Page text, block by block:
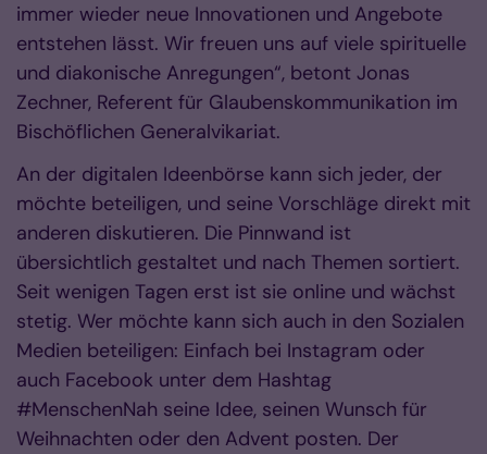
immer wieder neue Innovationen und Angebote
entstehen lässt. Wir freuen uns auf viele spirituelle
und diakonische Anregungen“, betont Jonas
Zechner, Referent für Glaubenskommunikation im
Bischöflichen Generalvikariat.
An der digitalen Ideenbörse kann sich jeder, der
möchte beteiligen, und seine Vorschläge direkt mit
anderen diskutieren. Die Pinnwand ist
übersichtlich gestaltet und nach Themen sortiert.
Seit wenigen Tagen erst ist sie online und wächst
stetig. Wer möchte kann sich auch in den Sozialen
Medien beteiligen: Einfach bei Instagram oder
auch Facebook unter dem Hashtag
#MenschenNah seine Idee, seinen Wunsch für
Weihnachten oder den Advent posten. Der